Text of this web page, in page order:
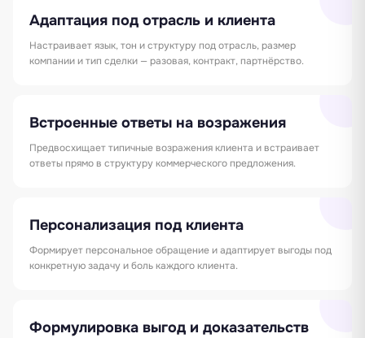
Адаптация под отрасль и клиента
Настраивает язык, тон и структуру под отрасль, размер
компании и тип сделки — разовая, контракт, партнёрство.
Встроенные ответы на возражения
Предвосхищает типичные возражения клиента и встраивает
ответы прямо в структуру коммерческого предложения.
Персонализация под клиента
Формирует персональное обращение и адаптирует выгоды под
конкретную задачу и боль каждого клиента.
Формулировка выгод и доказательств